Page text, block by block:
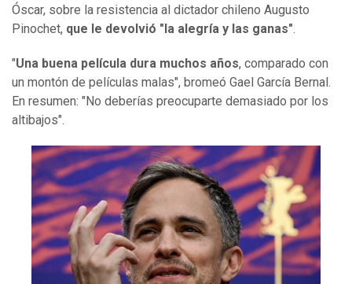
Óscar, sobre la resistencia al dictador chileno Augusto
Pinochet, que le devolvió "la alegría y las ganas".
"Una buena película dura muchos años, comparado con
un montón de películas malas", bromeó Gael García Bernal.
En resumen: "No deberías preocuparte demasiado por los
altibajos".